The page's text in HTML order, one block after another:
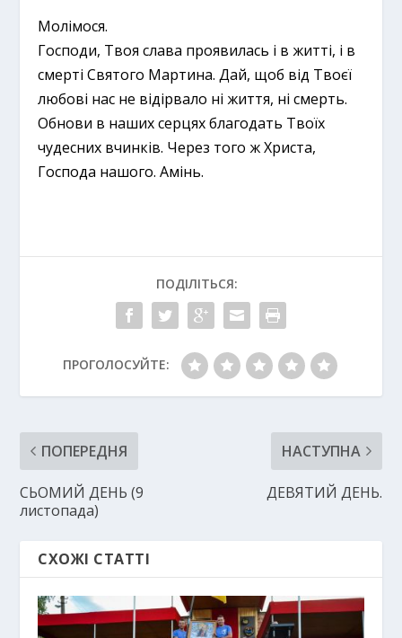
Молімося.
Господи, Твоя слава проявилась і в житті, і в
смерті Святого Мартина. Дай, щоб від Твоєї
любові нас не відірвало ні життя, ні смерть.
Обнови в наших серцях благодать Твоїх
чудесних вчинків. Через того ж Христа,
Господа нашого. Амінь.
ПОДІЛІТЬСЯ:
ПРОГОЛОСУЙТЕ:
ПОПЕРЕДНЯ
СЬОМИЙ ДЕНЬ (9
листопада)
НАСТУПНА
ДЕВЯТИЙ ДЕНЬ.
СХОЖІ СТАТТІ